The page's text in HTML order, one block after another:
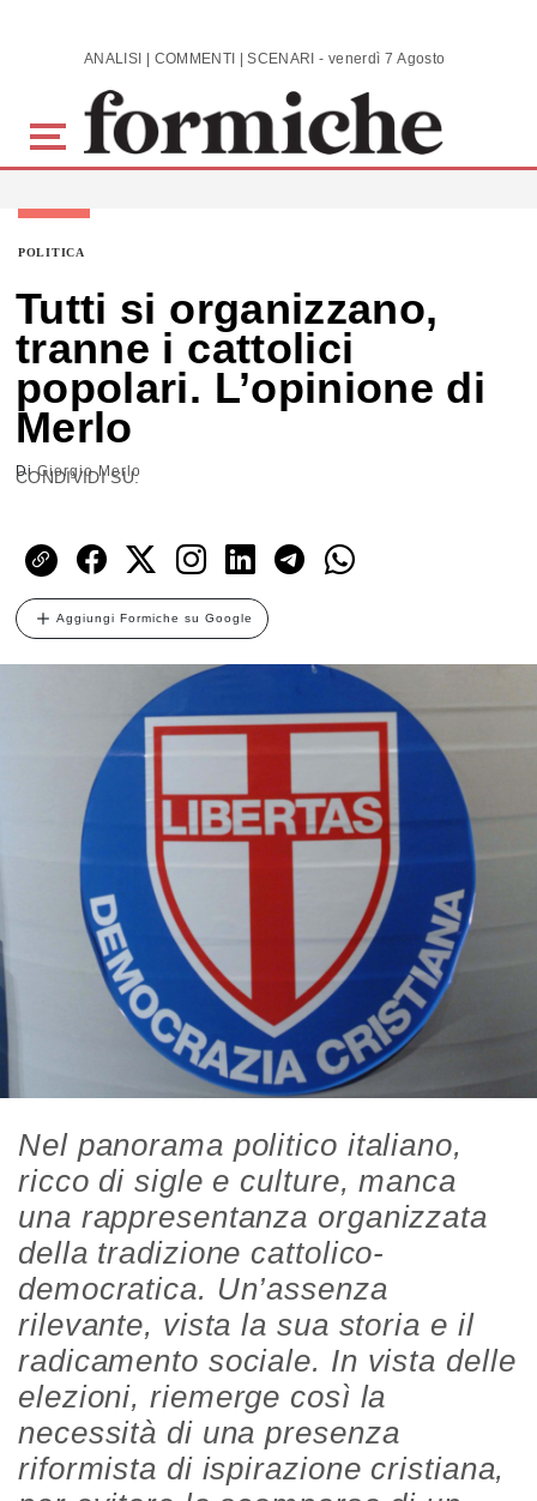
Skip to main content ANALISI | COMMENTI | SCENARI - venerdì 7 Agosto 2026
POLITICA
Tutti si organizzano,
tranne i cattolici
popolari. L’opinione di
Merlo
DiGiorgio Merlo
CONDIVIDI SU:
Aggiungi Formiche su Google
Nel panorama politico italiano,
ricco di sigle e culture, manca
una rappresentanza organizzata
della tradizione cattolico-
democratica. Un’assenza
rilevante, vista la sua storia e il
radicamento sociale. In vista delle
elezioni, riemerge così la
necessità di una presenza
riformista di ispirazione cristiana,